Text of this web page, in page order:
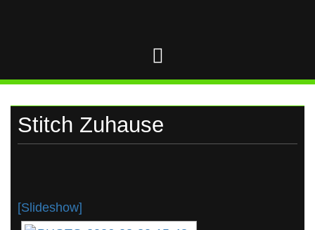
Stitch Zuhause
[Slideshow]